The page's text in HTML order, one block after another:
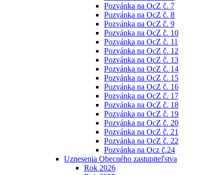
Pozvánka na OcZ č. 7
Pozvánka na OcZ č. 8
Pozvánka na OcZ č. 9
Pozvánka na OcZ č. 10
Pozvánka na OcZ č. 11
Pozvánka na OcZ č. 12
Pozvánka na OcZ č. 13
Pozvánka na OcZ č. 14
Pozvánka na OcZ č. 15
Pozvánka na OcZ č. 16
Pozvánka na OcZ č. 17
Pozvánka na OcZ č. 18
Pozvánka na OcZ č. 19
Pozvánka na OcZ č. 20
Pozvánka na OcZ č. 21
Pozvánka na OcZ č. 22
Pozvánka na Ocz č.24
Uznesenia Obecného zastupiteľstva
Rok 2026